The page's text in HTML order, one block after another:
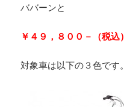
ババーンと
￥４９，８００－ （税込）
対象車は以下の３色です。